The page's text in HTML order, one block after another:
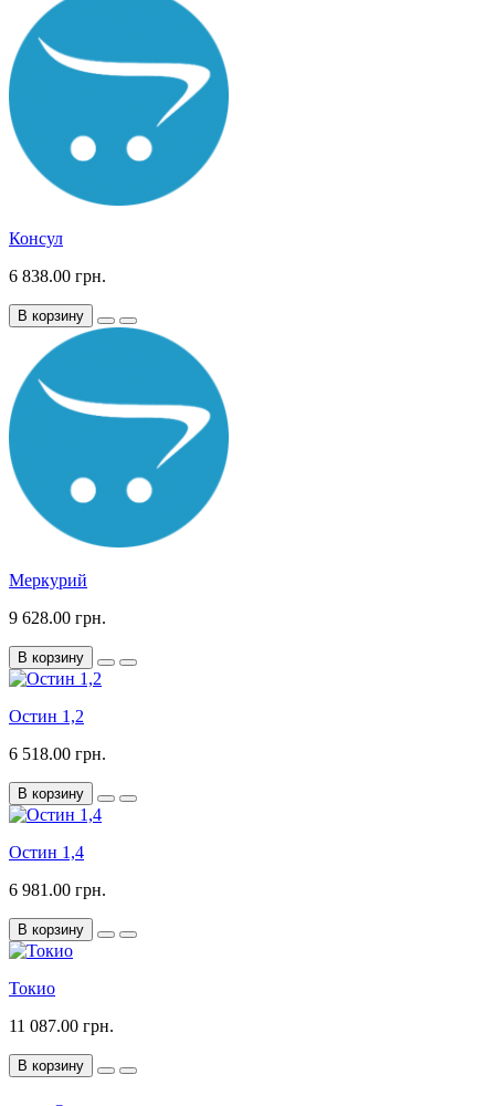
Консул
6 838.00 грн.
В корзину
Меркурий
9 628.00 грн.
В корзину
Остин 1,2
6 518.00 грн.
В корзину
Остин 1,4
6 981.00 грн.
В корзину
Токио
11 087.00 грн.
В корзину